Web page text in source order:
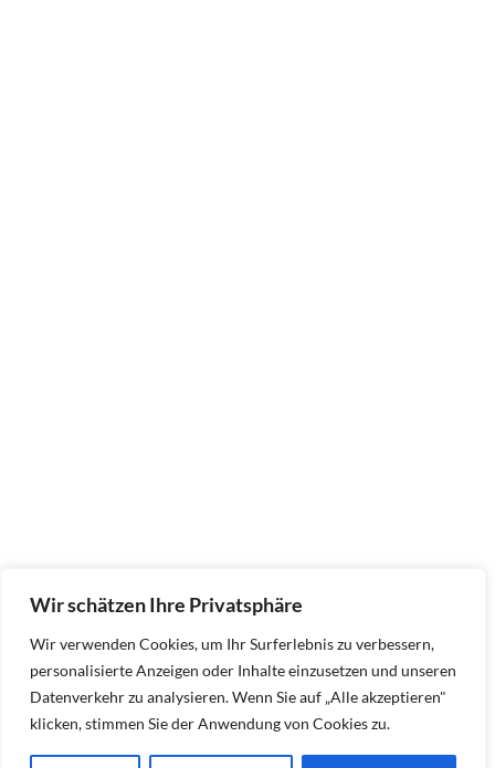
Wir schätzen Ihre Privatsphäre
Wir verwenden Cookies, um Ihr Surferlebnis zu verbessern,
personalisierte Anzeigen oder Inhalte einzusetzen und unseren
Datenverkehr zu analysieren. Wenn Sie auf „Alle akzeptieren"
klicken, stimmen Sie der Anwendung von Cookies zu.